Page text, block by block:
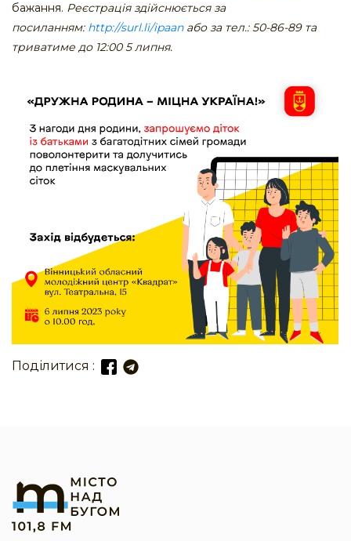
бажання. Реєстрація здійснюється за
посиланням: http://surl.li/ipaanабо за тел.: 50-86-89 та
триватиме до 12:00 5 липня.
Поділитися :